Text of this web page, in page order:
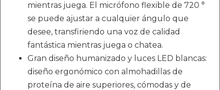
mientras juega. El micrófono flexible de 720 °
se puede ajustar a cualquier ángulo que
desee, transfiriendo una voz de calidad
fantástica mientras juega o chatea.
Gran diseño humanizado y luces LED blancas:
diseño ergonómico con almohadillas de
proteína de aire superiores, cómodas y de